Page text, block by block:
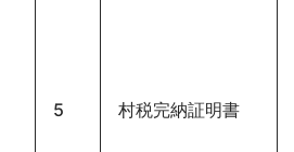
5 村税完納証明書